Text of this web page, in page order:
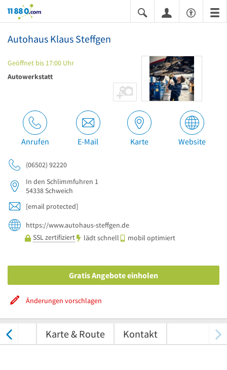
11880.com
Autohaus Klaus Steffgen
Geöffnet bis 17:00 Uhr
Autowerkstatt
Anrufen E-Mail Karte Website
(06502) 92220
In den Schlimmfuhren 1
54338Schweich
[email protected]
https://www.autohaus-steffgen.de
SSL zertifiziert
lädt schnell mobil optimiert
Gratis Angebote einholen
Änderungen vorschlagen
Karte & Route Kontakt